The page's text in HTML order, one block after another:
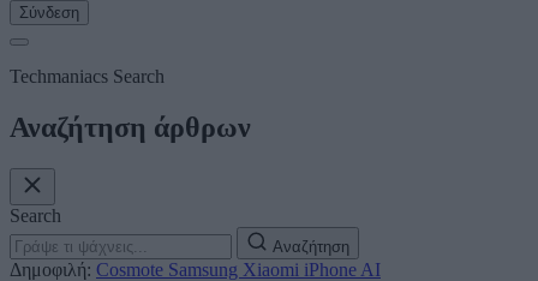
Σύνδεση
Techmaniacs Search
Αναζήτηση άρθρων
Search
Αναζήτηση
Δημοφιλή: Cosmote Samsung Xiaomi iPhone AI